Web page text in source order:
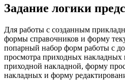
Задание логики
Для работы с созданным
формы справочников и форму
попарный набор форм работы с
просмотра приходных накладных
приходной накладной, форму
накладных и форму